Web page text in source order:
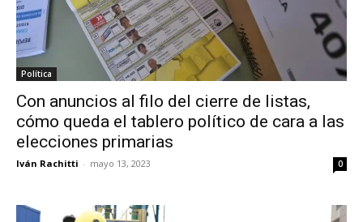
Política
Con anuncios al filo del cierre de listas,
cómo queda el tablero político de cara a las
elecciones primarias
Iván Rachitti - mayo 13, 2023 0